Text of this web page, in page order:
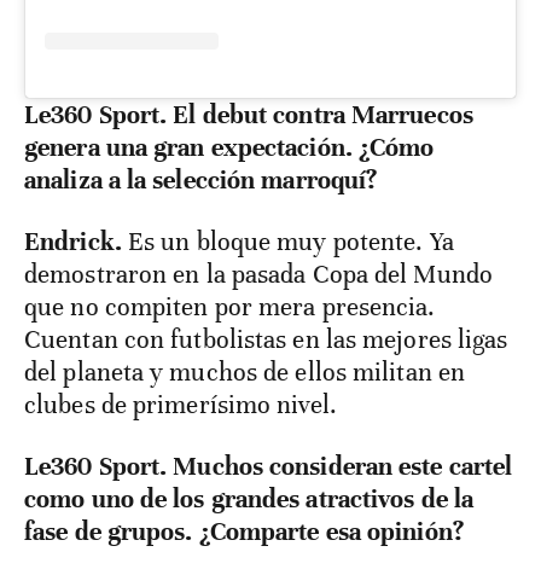
Le360 Sport. El debut contra Marruecos
genera una gran expectación. ¿Cómo
analiza a la selección marroquí?
Endrick. Es un bloque muy potente. Ya
demostraron en la pasada Copa del Mundo
que no compiten por mera presencia.
Cuentan con futbolistas en las mejores ligas
del planeta y muchos de ellos militan en
clubes de primerísimo nivel.
Le360 Sport. Muchos consideran este cartel
como uno de los grandes atractivos de la
fase de grupos. ¿Comparte esa opinión?